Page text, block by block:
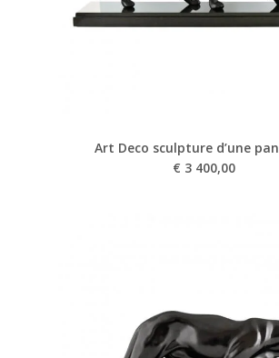
Art Deco sculpture d’une
€ 3 400,00